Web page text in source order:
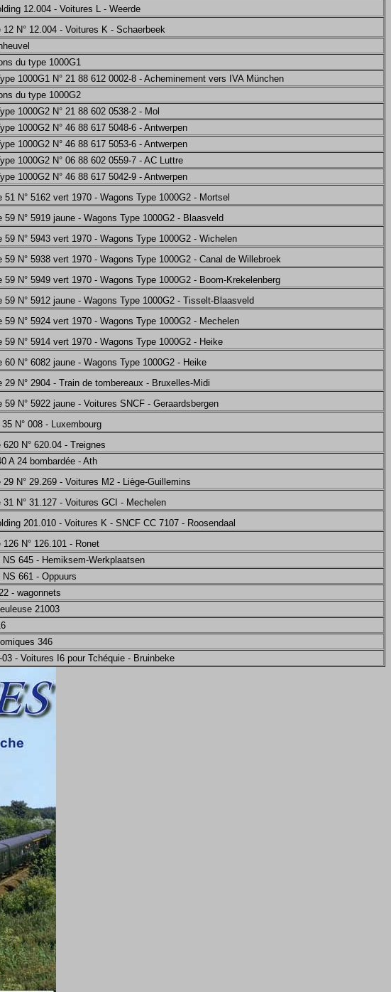
12.004 - Voitures L - Weerde
12 N° 12.004 - Voitures K - Schaerbeek
du type 1000G1
1000G1 N° 21 88 612 0002-8 - Acheminement vers IVA München
du type 1000G2
1000G2 N° 21 88 602 0538-2 - Mol
1000G2 N° 46 88 617 5048-6 - Antwerpen
1000G2 N° 46 88 617 5053-6 - Antwerpen
1000G2 N° 06 88 602 0559-7 - AC Luttre
1000G2 N° 46 88 617 5042-9 - Antwerpen
51 N° 5162 vert 1970 - Wagons Type 1000G2 - Mortsel
59 N° 5919 jaune - Wagons Type 1000G2 - Blaasveld
59 N° 5943 vert 1970 - Wagons Type 1000G2 - Wichelen
59 N° 5938 vert 1970 - Wagons Type 1000G2 - Canal de Willebroek
59 N° 5949 vert 1970 - Wagons Type 1000G2 - Boom-Krekelenberg
59 N° 5912 jaune - Wagons Type 1000G2 - Tisselt-Blaasveld
59 N° 5924 vert 1970 - Wagons Type 1000G2 - Mechelen
59 N° 5914 vert 1970 - Wagons Type 1000G2 - Heike
60 N° 6082 jaune - Wagons Type 1000G2 - Heike
29 N° 2904 - Train de tombereaux - Bruxelles-Midi
59 N° 5922 jaune - Voitures SNCF - Geraardsbergen
N° 008 - Luxembourg
620 N° 620.04 - Treignes
A 24 bombardée - Ath
29 N° 29.269 - Voitures M2 - Liège-Guillemins
31 N° 31.127 - Voitures GCI - Mechelen
201.010 - Voitures K - SNCF CC 7107 - Roosendaal
126 N° 126.101 - Ronet
NS 645 - Hemiksem-Werkplaatsen
NS 661 - Oppuurs
- wagonnets
21003
346
03 - Voitures I6 pour Tchéquie - Bruinbeke